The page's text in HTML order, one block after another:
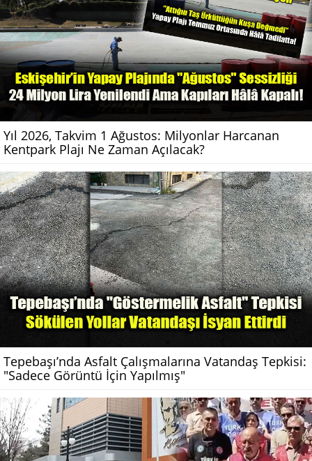
Yıl 2026, Takvim 1 Ağustos: Milyonlar Harcanan
Kentpark Plajı Ne Zaman Açılacak?
Tepebaşı’nda Asfalt Çalışmalarına Vatandaş Tepkisi:
"Sadece Görüntü İçin Yapılmış"